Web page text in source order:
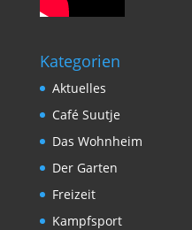
Kategorien
Aktuelles
Café Suutje
Das Wohnheim
Der Garten
Freizeit
Kampfsport